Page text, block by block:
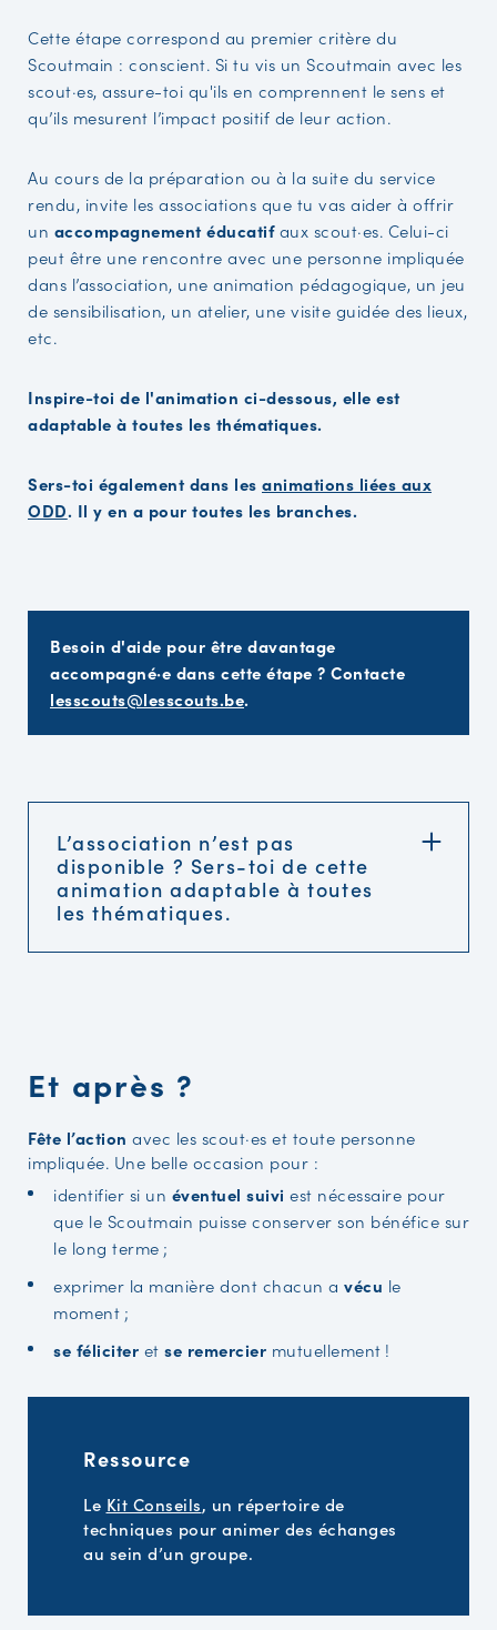
Cette étape correspond au premier critère du
Scoutmain : conscient. Si tu vis un Scoutmain avec les
scout·es, assure-toi qu'ils en comprennent le sens et
qu’ils mesurent l’impact positif de leur action.
Au cours de la préparation ou à la suite du service
rendu, invite les associations que tu vas aider à offrir
un accompagnement éducatifaux scout·es. Celui-ci
peut être une rencontre avec une personne impliquée
dans l’association, une animation pédagogique, un jeu
de sensibilisation, un atelier, une visite guidée des lieux,
etc.
Inspire-toi de l'animation ci-dessous, elle est
adaptable à toutes les thématiques.
Sers-toi également dans les animations liées aux
ODD. Il y en a pour toutes les branches.
Besoin d'aide pour être davantage
accompagné·e dans cette étape ? Contacte
lesscouts@lesscouts.be.
L’association n’est pas
disponible ? Sers-toi de cette
animation adaptable à toutes
les thématiques.
Et après ?
Fête l’action avec les scout·es et toute personne
impliquée. Une belle occasion pour :
identifier si un éventuel suivi est nécessaire pour
que le Scoutmain puisse conserver son bénéfice sur
le long terme ;
exprimer la manière dont chacun a vécu le
moment ;
se féliciter et se remercier mutuellement !
Ressource
Le Kit Conseils, un répertoire de
techniques pour animer des échanges
au sein d’un groupe.